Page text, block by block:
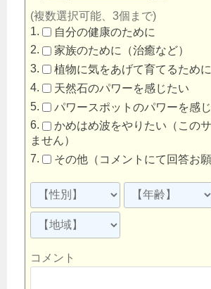
(複数選択可能、3個まで)
自分の健康のために
家族のために（治癒など）
植物に気をあげて育てるために
天然石のパワーを感じたい
パワースポットのパワーを感
かめはめ波をやりたい（この
ません）
その他（コメントにて回答お願
コメント